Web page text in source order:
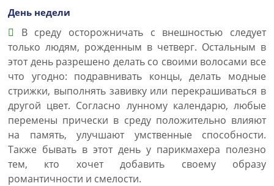
День недели
В среду осторожничать с внешностью следует
только людям, рожденным в четверг. Остальным в
этот день разрешено делать со своими волосами все
что угодно: подравнивать концы, делать модные
стрижки, выполнять завивку или перекрашиваться в
другой цвет. Согласно лунному календарю, любые
перемены прически в среду положительно влияют
на память, улучшают умственные способности.
Также бывать в этот день у парикмахера полезно
тем, кто хочет добавить своему образу
романтичности и смелости.